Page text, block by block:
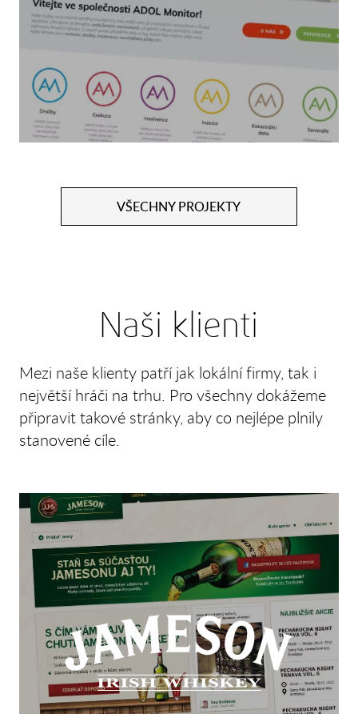
VŠECHNY PROJEKTY
Naši klienti
Mezi naše klienty patří jak lokální firmy, tak i
největší hráči na trhu. Pro všechny dokážeme
připravit takové stránky, aby co nejlépe plnily
stanovené cíle.